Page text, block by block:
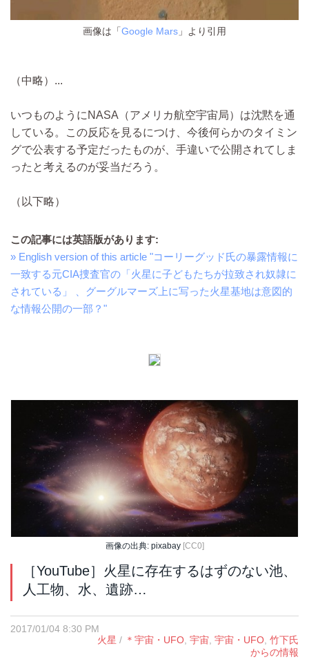
画像は「Google Mars 」より引用
（中略）...
いつものようにNASA（アメリカ航空宇宙局）は沈黙を通
している。この反応を見るにつけ、今後何らかのタイミン
グで公表する予定だったものが、手違いで公開されてしま
ったと考えるのが妥当だろう。
（以下略）
この記事には英語版があります:
» English version of this article "コーリーグッド氏の暴露情報に
一致する元CIA捜査官の「火星に子どもたちが拉致され奴隷に
されている」 、グーグルマーズ上に写った火星基地は意図的
な情報公開の一部？"
画像の出典: pixabay [CC0]
［YouTube］火星に存在するはずのない池、
人工物、水、遺跡…
2017/01/04 8:30 PM
火星 / ＊宇宙・UFO, 宇宙, 宇宙・UFO, 竹下氏
からの情報